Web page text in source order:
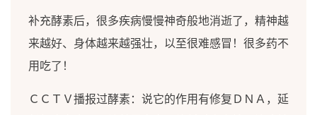
补充酵素后，很多疾病慢慢神奇般地消逝了，精神越
来越好、身体越来越强壮，以至很难感冒！很多药不
用吃了！
ＣＣＴＶ播报过酵素：说它的作用有修复ＤＮＡ，延